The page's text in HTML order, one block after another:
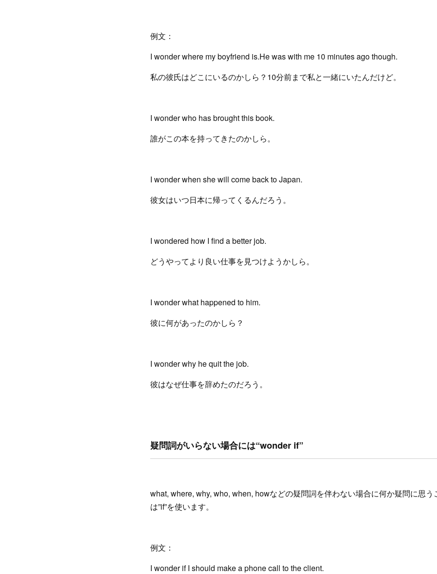
例文：
I wonder where my boyfriend is.He was with me 10 minutes ago though.
私の彼氏はどこにいるのかしら？10分前まで私と一緒にいたんだけど。
I wonder who has brought this book.
誰がこの本を持ってきたのかしら。
I wonder when she will come back to Japan.
彼女はいつ日本に帰ってくるんだろう。
I wondered how I find a better job.
どうやってより良い仕事を見つけようかしら。
I wonder what happened to him.
彼に何があったのかしら？
I wonder why he quit the job.
彼はなぜ仕事を辞めたのだろう。
疑問詞がいらない場合には“wonder if”
what, where, why, who, when, howなどの疑問詞を伴わない場合に何か疑問に思う
は”if”を使います。
例文：
I wonder if I should make a phone call to the client.